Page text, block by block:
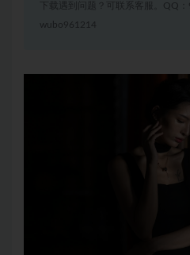
下载遇到问题？可联系客服。QQ
wubo961214